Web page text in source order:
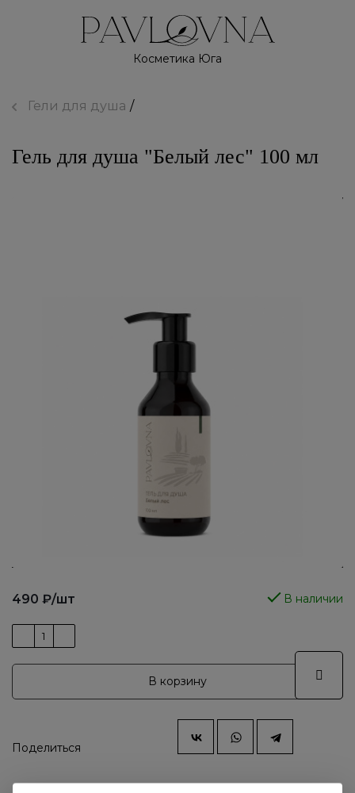
Косметика Юга
Гели для душа
Гель для душа "Белый лес" 100 мл
490 ₽/шт В наличии
В корзину
Поделиться